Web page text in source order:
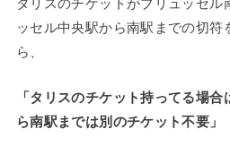
ッセル中央駅から南駅までの切符
ら、
「タリスのチケット持ってる場
ら南駅までは別のチケット不要」